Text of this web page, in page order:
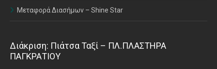
Μεταφορά Διασήμων – Shine Star
Διάκριση: Πιάτσα Ταξί – ΠΛ.ΠΛΑΣΤΗΡΑ
ΠΑΓΚΡΑΤΙΟΥ